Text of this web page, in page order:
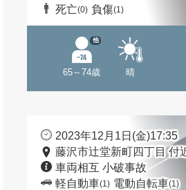
死亡(0) 負傷(1)
65～74歳
他
晴
2023年12月1日(金)17:35
藤沢市辻堂新町四丁目 付
車両相互 小破事故
軽自動車(1) 電動自転車(1)